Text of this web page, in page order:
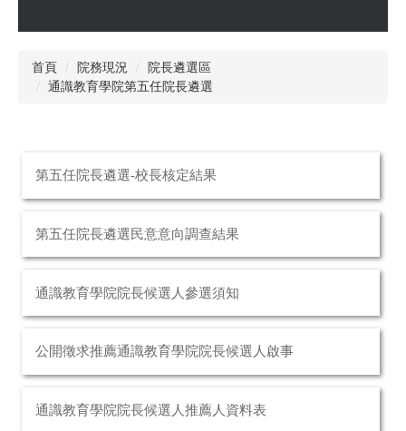
首頁 院務現況
院長遴選區
通識教育學院第五任院長遴選
第五任院長遴選-校長核定結果
第五任院長遴選民意意向調查結果
通識教育學院院長候選人參選須知
公開徵求推薦通識教育學院院長候選人啟事
通識教育學院院長候選人推薦人資料表